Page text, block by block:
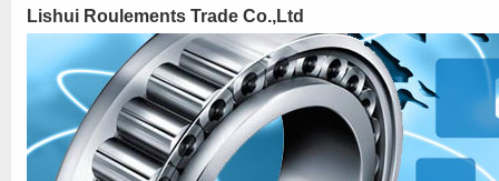
Lishui Roulements Trade Co.,Ltd